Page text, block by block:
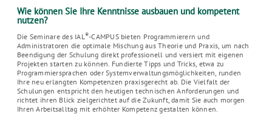
Wie können Sie Ihre Kenntnisse ausbauen und kompetent
nutzen?
Die Seminare des IAL®-CAMPUS bieten Programmierern und
Administratoren die optimale Mischung aus Theorie und Praxis, um nach
Beendigung der Schulung direkt professionell und versiert mit eigenen
Projekten starten zu können. Fundierte Tipps und Tricks, etwa zu
Programmiersprachen oder Systemverwaltungsmöglichkeiten, runden
Ihre neu erlangten Kompetenzen praxisgerecht ab. Die Vielfalt der
Schulungen entspricht den heutigen technischen Anforderungen und
richtet ihren Blick zielgerichtet auf die Zukunft, damit Sie auch morgen
Ihren Arbeitsalltag mit erhöhter Kompetenz gestalten können.